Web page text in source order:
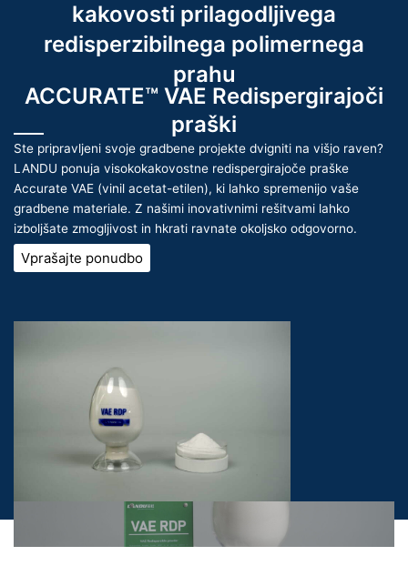
kakovosti prilagodljivega
redisperzibilnega polimernega
prahu
ACCURATE™ VAE Redispergirajoči
praški
Ste pripravljeni svoje gradbene projekte dvigniti na višjo raven?
LANDU ponuja visokokakovostne redispergirajoče praške
Accurate VAE (vinil acetat-etilen), ki lahko spremenijo vaše
gradbene materiale. Z našimi inovativnimi rešitvami lahko
izboljšate zmogljivost in hkrati ravnate okoljsko odgovorno.
Vprašajte ponudbo